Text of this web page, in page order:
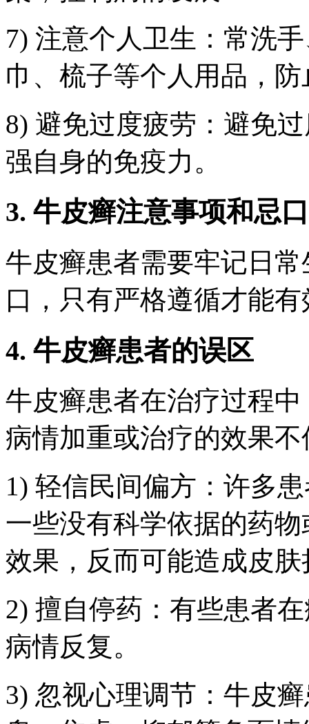
7) 注意个人卫生：常洗
巾、梳子等个人用品，
8) 避免过度疲劳：避免
强自身的免疫力。
3. 牛皮癣注意事项和忌口
牛皮癣患者需要牢记日
口，只有严格遵循才能
4. 牛皮癣患者的误区
牛皮癣患者在治疗过程
病情加重或治疗的效果
1) 轻信民间偏方：许多
一些没有科学依据的药
效果，反而可能造成皮肤
2) 擅自停药：有些患者
病情反复。
3) 忽视心理调节：牛皮